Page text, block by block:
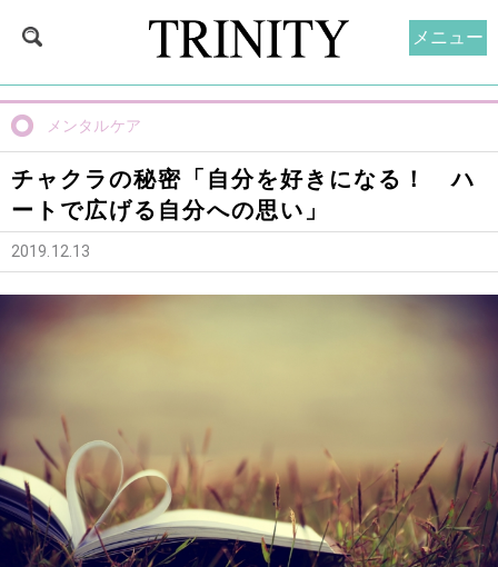
メンタルケア
チャクラの秘密「自分を好きになる！ ハ
ートで広げる自分への思い」
2019.12.13
メニュー